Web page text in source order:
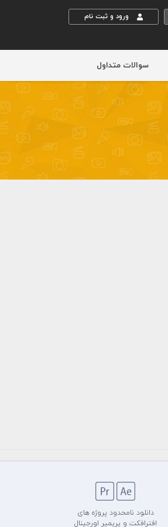
ورود و ثبت نام
سوالات متداول
دانلود نامحدود پروژه های
افترافکت و پریمیر اورجینال